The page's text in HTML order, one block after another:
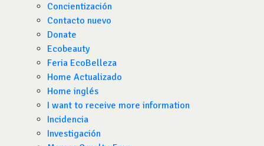
Concientización
Contacto nuevo
Donate
Ecobeauty
Feria EcoBelleza
Home Actualizado
Home inglés
I want to receive more information
Incidencia
Investigación